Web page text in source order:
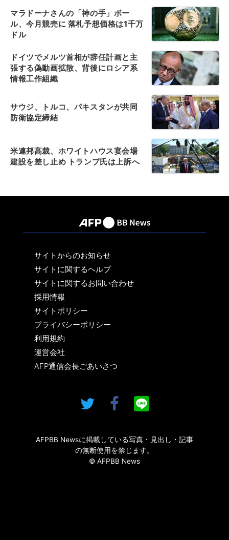
マラドーナさんの「神の手」ボー
ル、今月競売に 落札予想価格は1千万
ドル
ドイツでメルツ首相が辞任計画と主
張する偽動画拡散、背後にロシア系
情報工作組織
サウジ、トルコ、パキスタンが共同
防衛協定締結
米連邦高裁、ホワイトハウス宴会場
建設を差し止め トランプ氏は上訴へ
サイトからのお知らせ
サイトに関するヘルプ
サイトに関するお問い合わせ
採用情報
サイトポリシー
プライバシーポリシー
利用規約
運営会社
AFP通信会長ごあいさつ
AFPBB Newsに掲載している写真・見出し・記事
の無断使用を禁じます。
© AFPBB News